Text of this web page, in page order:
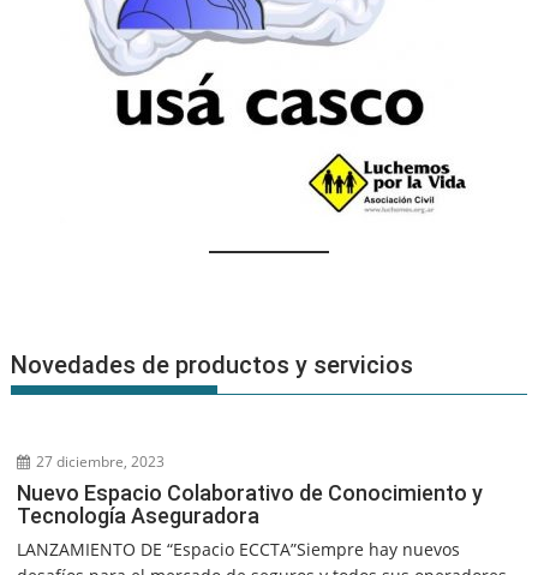
Novedades de productos y servicios
27 diciembre, 2023
Nuevo Espacio Colaborativo de Conocimiento y
Tecnología Aseguradora
LANZAMIENTO DE “Espacio ECCTA”Siempre hay nuevos